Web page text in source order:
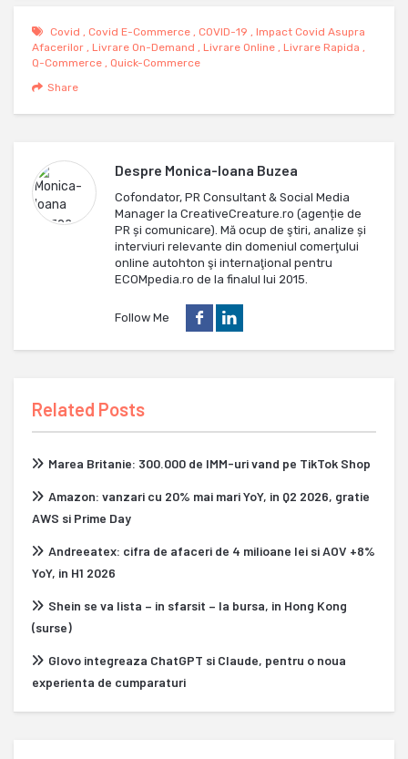
Covid , Covid E-Commerce , COVID-19 , Impact Covid Asupra
Afacerilor , Livrare On-Demand , Livrare Online , Livrare Rapida ,
Q-Commerce , Quick-Commerce
Share
Despre Monica-Ioana Buzea
Cofondator, PR Consultant & Social Media
Manager la CreativeCreature.ro (agenție de
PR și comunicare). Mă ocup de ştiri, analize și
interviuri relevante din domeniul comerţului
online autohton şi internaţional pentru
ECOMpedia.ro de la finalul lui 2015.
Follow Me
Related Posts
Marea Britanie: 300.000 de IMM-uri vand pe TikTok Shop
Amazon: vanzari cu 20% mai mari YoY, in Q2 2026, gratie
AWS si Prime Day
Andreeatex: cifra de afaceri de 4 milioane lei si AOV +8%
YoY, in H1 2026
Shein se va lista – in sfarsit – la bursa, in Hong Kong
(surse)
Glovo integreaza ChatGPT si Claude, pentru o noua
experienta de cumparaturi